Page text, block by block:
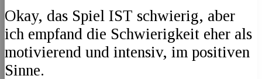
Okay, das Spiel IST schwierig, aber
ich empfand die Schwierigkeit eher als
motivierend und intensiv, im positiven
Sinne.